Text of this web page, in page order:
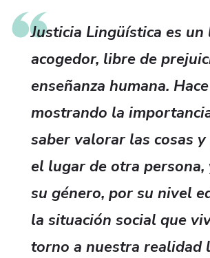
Justicia Lingüística es
acogedor, libre de
enseñanza humana.
mostrando la
saber valorar las cosas
el lugar de otra persona,
su género, por su nivel
la situación social que
torno a nuestra realidad